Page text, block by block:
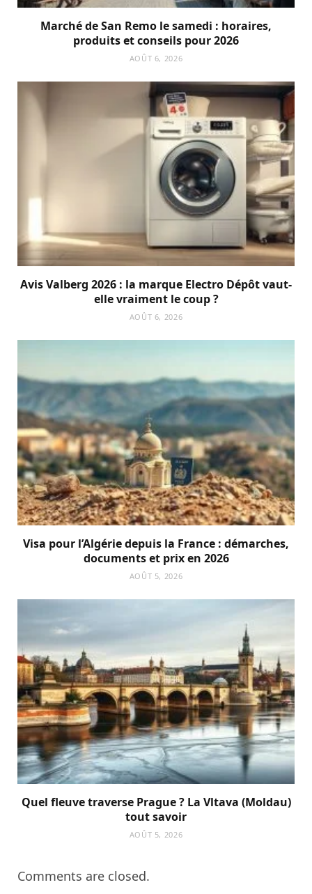
Marché de San Remo le samedi : horaires,
produits et conseils pour 2026
AOÛT 6, 2026
Avis Valberg 2026 : la marque Electro Dépôt vaut-
elle vraiment le coup ?
AOÛT 6, 2026
Visa pour l’Algérie depuis la France : démarches,
documents et prix en 2026
AOÛT 5, 2026
Quel fleuve traverse Prague ? La Vltava (Moldau)
tout savoir
AOÛT 5, 2026
Comments are closed.